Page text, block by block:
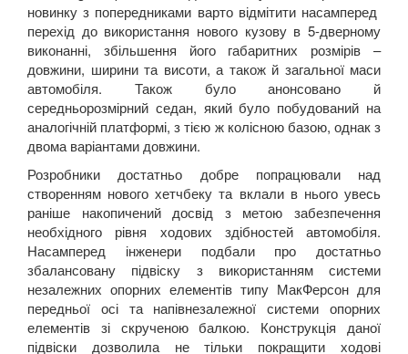
новинку з попередниками варто відмітити насамперед
перехід до використання нового кузову в 5-дверному
виконанні, збільшення його габаритних розмірів –
довжини, ширини та висоти, а також й загальної маси
автомобіля. Також було анонсовано й
середньорозмірний седан, який було побудований на
аналогічній платформі, з тією ж колісною базою, однак з
двома варіантами довжини.
Розробники достатньо добре попрацювали над
створенням нового хетчбеку та вклали в нього увесь
раніше накопичений досвід з метою забезпечення
необхідного рівня ходових здібностей автомобіля.
Насамперед інженери подбали про достатньо
збалансовану підвіску з використанням системи
незалежних опорних елементів типу МакФерсон для
передньої осі та напівнезалежної системи опорних
елементів зі скрученою балкою. Конструкція даної
підвіски дозволила не тільки покращити ходові